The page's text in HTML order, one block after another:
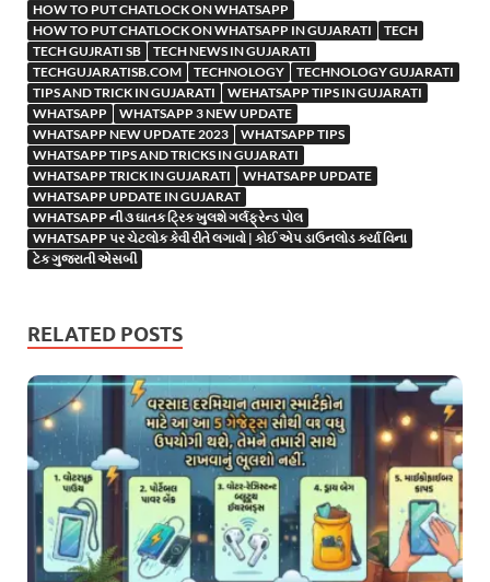
HOW TO PUT CHATLOCK ON WHATSAPP
HOW TO PUT CHATLOCK ON WHATSAPP IN GUJARATI
TECH
TECH GUJRATI SB
TECH NEWS IN GUJARATI
TECHGUJARATISB.COM
TECHNOLOGY
TECHNOLOGY GUJARATI
TIPS AND TRICK IN GUJARATI
WEHATSAPP TIPS IN GUJARATI
WHATSAPP
WHATSAPP 3 NEW UPDATE
WHATSAPP NEW UPDATE 2023
WHATSAPP TIPS
WHATSAPP TIPS AND TRICKS IN GUJARATI
WHATSAPP TRICK IN GUJARATI
WHATSAPP UPDATE
WHATSAPP UPDATE IN GUJARAT
WHATSAPP ની ૩ ઘાતક ટ્રિક ખુલશે ગર્લફ્રેન્ડ પોલ
WHATSAPP પર ચેટલોક કેવી રીતે લગાવો | કોઈ એપ ડાઉનલોડ કર્યા વિના
ટેક ગુજરાતી એસબી
RELATED POSTS